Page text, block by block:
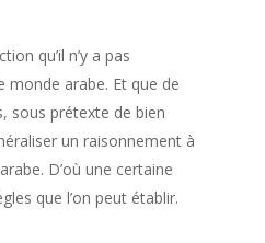
qu’il n’y a pas
monde arabe. Et que de
sous prétexte de bien
un raisonnement à
D’où une certaine
que l’on peut établir.